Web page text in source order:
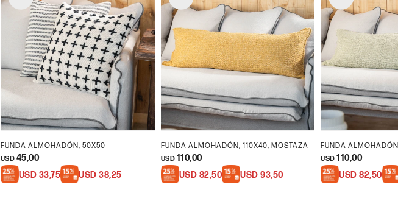
FUNDA ALMOHADÓN, 50X50
USD 45,00
USD 33,75 USD 38,25
FUNDA ALMOHADÓN, 110X40, MOSTAZA
USD 110,00
USD 82,50 USD 93,50
FUNDA
USD 110,00
USD 82,50